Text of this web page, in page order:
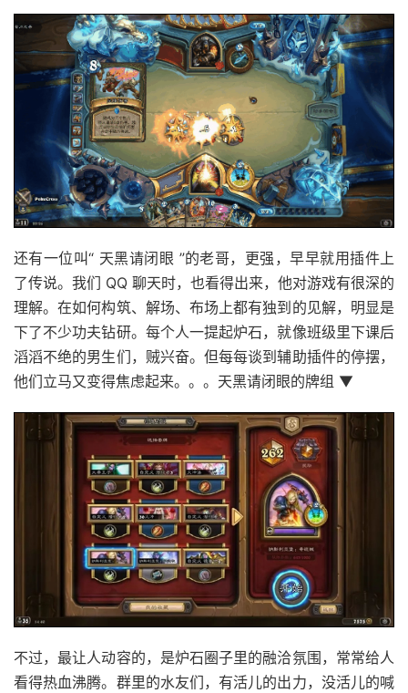
还有一位叫“ 天黑请闭眼 ”的老哥，更强，早早就用插件上
了传说。我们 QQ 聊天时，也看得出来，他对游戏有很深的
理解。在如何构筑、解场、布场上都有独到的见解，明显是
下了不少功夫钻研。每个人一提起炉石，就像班级里下课后
滔滔不绝的男生们，贼兴奋。但每每谈到辅助插件的停摆，
他们立马又变得焦虑起来。。。天黑请闭眼的牌组 ▼
不过，最让人动容的，是炉石圈子里的融洽氛围，常常给人
看得热血沸腾。群里的水友们，有活儿的出力，没活儿的喊